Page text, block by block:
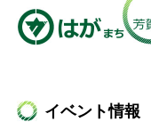
イベント情報